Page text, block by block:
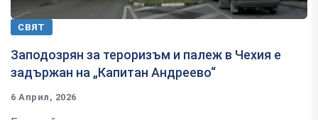
СВЯТ
Заподозрян за тероризъм и палеж в Чехия е
задържан на „Капитан Андреево“
6 Април, 2026